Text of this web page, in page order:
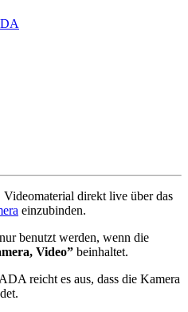
direkt live über das
einzubinden.
benutzt werden, wenn die
Video” beinhaltet.
reicht es aus, dass die Kamera